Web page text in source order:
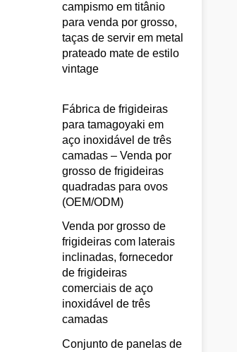
campismo em titânio
para venda por grosso,
taças de servir em metal
prateado mate de estilo
vintage
Fábrica de frigideiras
para tamagoyaki em
aço inoxidável de três
camadas – Venda por
grosso de frigideiras
quadradas para ovos
(OEM/ODM)
Venda por grosso de
frigideiras com laterais
inclinadas, fornecedor
de frigideiras
comerciais de aço
inoxidável de três
camadas
Conjunto de panelas de